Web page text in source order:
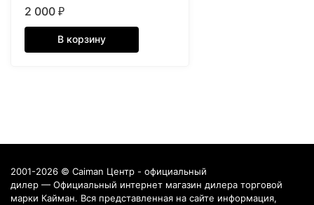
2 000 ₽
В корзину
2001-2026 © Caiman Центр - официальный
дилер — Официальный интернет магазин дилера торговой
марки Кайман. Вся представленная на сайте информация,